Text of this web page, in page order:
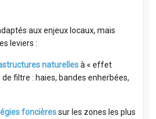
aux enjeux locaux, mais
leviers :
naturellesà « effet
filtre : haies, bandes enherbées,
foncièressur les zones les plus